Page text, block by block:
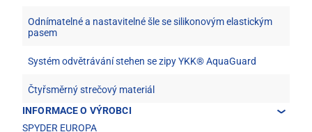
Odnímatelné a nastavitelné šle se silikonovým elastickým
pasem
Systém odvětrávání stehen se zipy YKK® AquaGuard
Čtyřsměrný strečový materiál
INFORMACE O VÝROBCI
SPYDER EUROPA